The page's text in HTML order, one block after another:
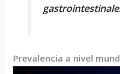
Prevalencia a nivel